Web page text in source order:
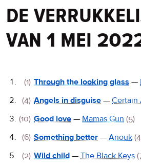
de
van 1 mei
De
Verrukkelijke
15
(1) Through the looking glass —
(4) Angels in disguise — Certain
(10) Good love — Mamas Gun (5)
(6) Something better — Anouk
(2) Wild child — The Black Keys